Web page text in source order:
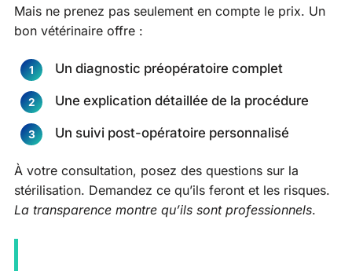
Mais ne prenez pas seulement en compte le prix. Un
bon vétérinaire offre :
Un diagnostic préopératoire complet
Une explication détaillée de la procédure
Un suivi post-opératoire personnalisé
À votre consultation, posez des questions sur la
stérilisation. Demandez ce qu’ils feront et les risques.
La transparence montre qu’ils sont professionnels.